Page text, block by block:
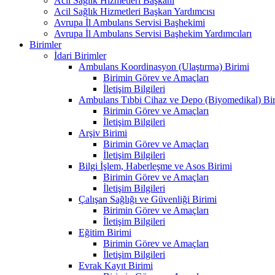
Acil Sağlık Hizmetleri Başkan Yardımcısı
Avrupa İl Ambulans Servisi Başhekimi
Avrupa İl Ambulans Servisi Başhekim Yardımcıları
Birimler
İdari Birimler
Ambulans Koordinasyon (Ulaştırma) Birimi
Birimin Görev ve Amaçları
İletişim Bilgileri
Ambulans Tıbbi Cihaz ve Depo (Biyomedikal)
Birimin Görev ve Amaçları
İletişim Bilgileri
Arşiv Birimi
Birimin Görev ve Amaçları
İletişim Bilgileri
Bilgi İşlem, Haberleşme ve Asos Birimi
Birimin Görev ve Amaçları
İletişim Bilgileri
Çalışan Sağlığı ve Güvenliği Birimi
Birimin Görev ve Amaçları
İletişim Bilgileri
Eğitim Birimi
Birimin Görev ve Amaçları
İletişim Bilgileri
Evrak Kayıt Birimi